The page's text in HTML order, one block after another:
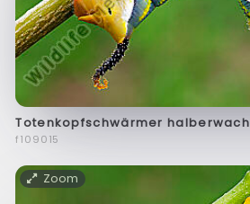
Totenkopfschwärmer
f109015
Zoom